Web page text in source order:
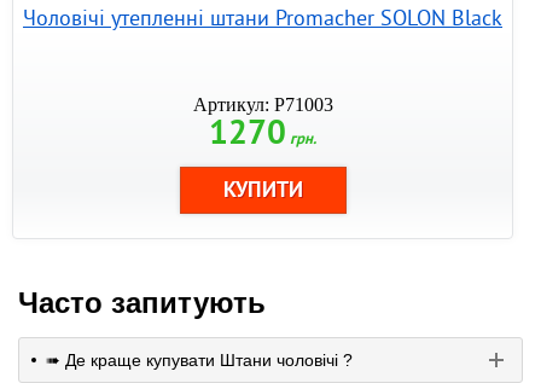
Чоловічі утепленні штани Promacher SOLON Black
Артикул: P71003
1270 грн.
Часто запитують
➠ Де краще купувати Штани чоловічі ?